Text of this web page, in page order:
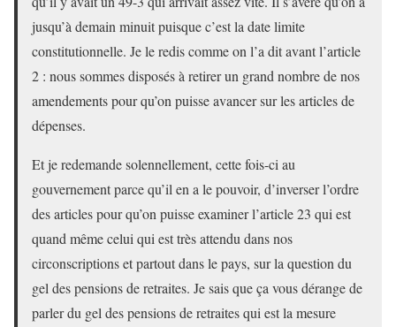
jusqu’à demain minuit puisque c’est la date limite
constitutionnelle. Je le redis comme on l’a dit avant l’article
2 : nous sommes disposés à retirer un grand nombre de nos
amendements pour qu’on puisse avancer sur les articles de
dépenses.
Et je redemande solennellement, cette fois-ci au
gouvernement parce qu’il en a le pouvoir, d’inverser l’ordre
des articles pour qu’on puisse examiner l’article 23 qui est
quand même celui qui est très attendu dans nos
circonscriptions et partout dans le pays, sur la question du
gel des pensions de retraites. Je sais que ça vous dérange de
parler du gel des pensions de retraites qui est la mesure